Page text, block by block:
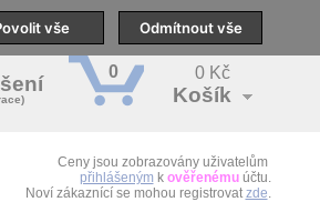
CS
0 0 Kč
Košík
Ceny jsou zobrazovány uživatelům
přihlášenýmk ověřenémuúčtu.
Noví zákaznící se mohou registrovatzde.
vše Odmítnout vše